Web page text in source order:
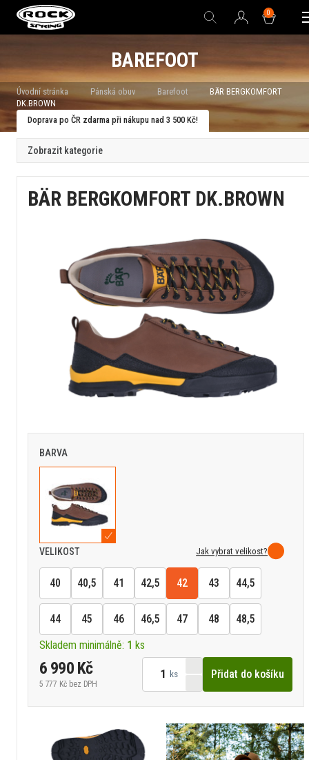
0
BAREFOOT
Úvodní stránka Pánská obuv Barefoot
BÄR BERGKOMFORT
DK.BROWN
Doprava po ČR zdarma při nákupu nad 3 500 Kč!
BÄR BERGKOMFORT DK.BROWN
BARVA
VELIKOST Jak vybrat velikost?
40 40,5 41 42,5 42 43 44,5
44 45 46 46,5 47 48
48,5
Skladem minimálně: 1 ks
6 990 Kč
5 777 Kč bez DPH
ks Přidat do košíku
Zobrazit kategorie